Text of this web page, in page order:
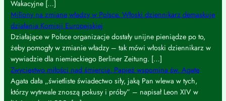
Wakacyjne […]
Miliony na zmianę władzy w Polsce. Włoski dziennikarz demaskuje
działania Komisji Europejskiej
Działające w Polsce organizacje dostały unijne pieniądze po to,
żeby pomogły w zmianie władzy – tak mówi włoski dziennikarz w
wywiadzie dla niemieckiego Berliner Zeitung. […]
Zwycięstwo miłości nad śmiercią. Papież wspomina św. Agatę
Agata dała „świetliste świadectwo siły, jaką Pan wlewa w tych,
którzy wytrwale znoszą pokusy i próby” – napisał Leon XIV w